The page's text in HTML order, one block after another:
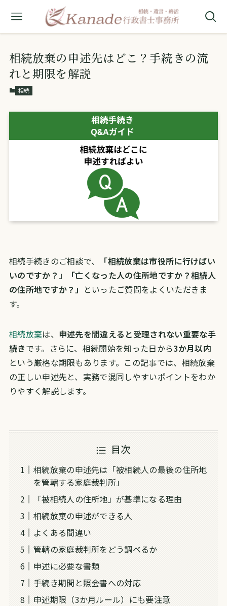
相続放棄の申述先はどこ？手続きの流
れと期限を解説
相続
相続手続きのご相談で、
「相続放棄は市役所に行けばい
いのですか？」「亡くなった人の住所地ですか？相続人
の住所地ですか？」 といったご質問をよくいただきま
す。
相続放棄は、 申述先を間違えると受理されない重要な手
続きです。さらに、相続開始を知った日から3か月以内
という厳格な期限もあります。この記事では、相続放棄
の正しい申述先と、実務で混同しやすいポイントをわか
りやすく解説します。
目次
相続放棄の申述先は「被相続人の最後の住所地
を管轄する家庭裁判所」
「被相続人の住所地」が基準になる理由
相続放棄の申述ができる人
よくある間違い
管轄の家庭裁判所をどう調べるか
申述に必要な書類
手続き期間と照会書への対応
申述期限（3か月ルール）にも要注意